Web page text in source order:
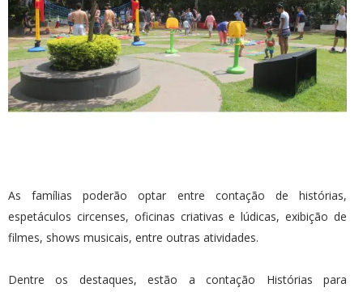
As famílias poderão optar entre contação de histórias,
espetáculos circenses, oficinas criativas e lúdicas, exibição de
filmes, shows musicais, entre outras atividades.
Dentre os destaques, estão a contação Histórias para